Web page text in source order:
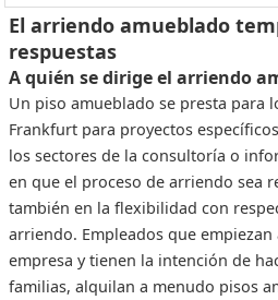
El arriendo amueblado
respuestas
A quién se dirige el arriendo
Un piso amueblado se presta para
Frankfurt para proyectos
los sectores de la consultoría o
en que el proceso de arriendo sea
también en la flexibilidad con
arriendo. Empleados que
empresa y tienen la intención de
familias, alquilan a menudo pisos